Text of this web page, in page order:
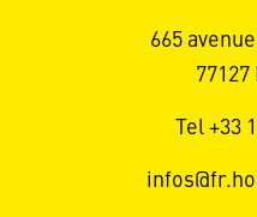
665
Tel +33